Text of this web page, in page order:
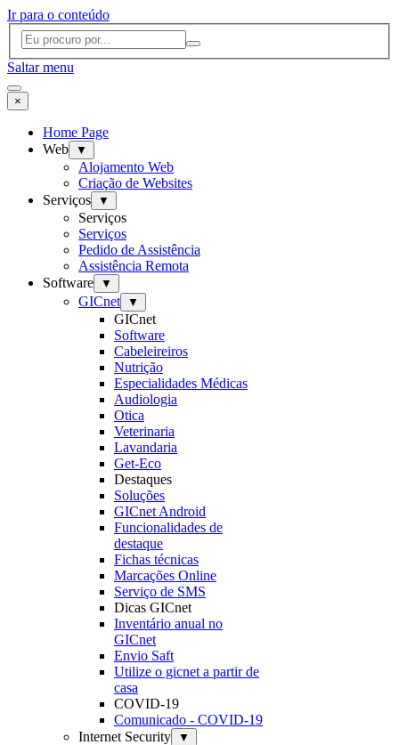
Ir para o conteúdo
Saltar menu
×
Home Page
Web
▼
Alojamento Web
Criação de Websites
Serviços
▼
Serviços
Serviços
Pedido de Assistência
Assistência Remota
Software
▼
GICnet ▼
GICnet
Software
Cabeleireiros
Nutrição
Especialidades Médicas
Audiologia
Otica
Veterinaria
Lavandaria
Get-Eco
Destaques
Soluções
GICnet Android
Funcionalidades de
destaque
Fichas técnicas
Marcações Online
Serviço de SMS
Dicas GICnet
Inventário anual no
GICnet
Envio Saft
Utilize o gicnet a partir de
casa
COVID-19
Comunicado - COVID-19
Internet Security
▼